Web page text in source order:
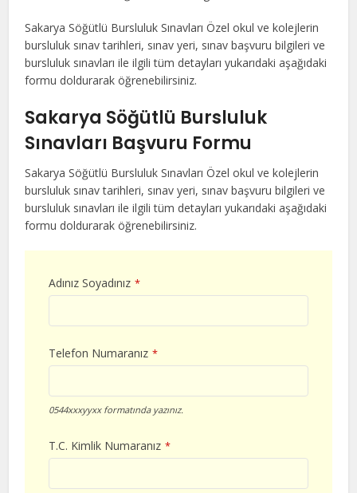
Sakarya Söğütlü Bursluluk Sınavları Özel okul ve kolejlerin
bursluluk sınav tarihleri, sınav yeri, sınav başvuru bilgileri ve
bursluluk sınavları ile ilgili tüm detayları yukarıdaki aşağıdaki
formu doldurarak öğrenebilirsiniz.
Sakarya Söğütlü Bursluluk
Sınavları Başvuru Formu
Sakarya Söğütlü Bursluluk Sınavları Özel okul ve kolejlerin
bursluluk sınav tarihleri, sınav yeri, sınav başvuru bilgileri ve
bursluluk sınavları ile ilgili tüm detayları yukarıdaki aşağıdaki
formu doldurarak öğrenebilirsiniz.
Adınız Soyadınız *
Telefon Numaranız *
0544xxxyyxx formatında yazınız.
T.C. Kimlik Numaranız *